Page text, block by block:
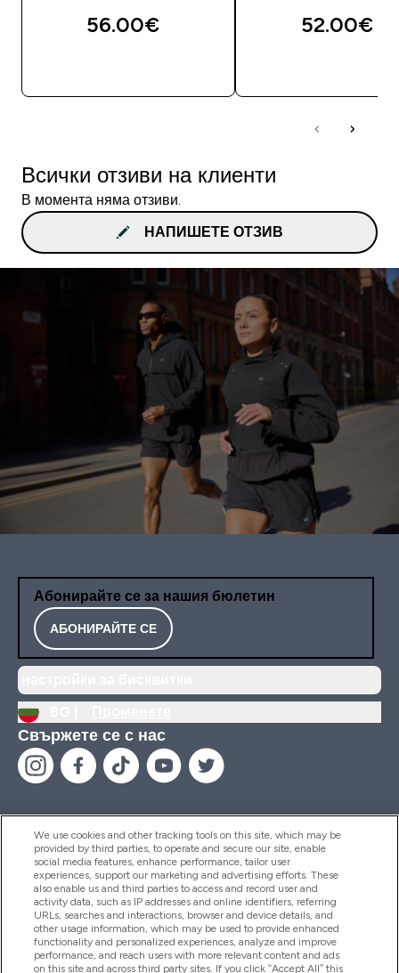
56.00€‎ 52.00€‎
Всички отзиви на клиенти
В момента няма отзиви.
НАПИШЕТЕ ОТЗИВ
Абонирайте се за нашия бюлетин
АБОНИРАЙТЕ СЕ
Свържете се с нас
Помощ И Информация
Продукти
We use cookies and other tracking tools on this site, which may be
provided by third parties, to operate and secure our site, enable
social media features, enhance performance, tailor user
experiences, support our marketing and advertising efforts. These
also enable us and third parties to access and record user and
activity data, such as IP addresses and online identifiers, referring
URLs, searches and interactions, browser and device details, and
other usage information, which may be used to provide enhanced
functionality and personalized experiences, analyze and improve
performance, and reach users with more relevant content and ads
on this site and across third party sites. If you click “Accept All” this